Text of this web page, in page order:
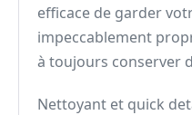
efficace de garder
impeccablement
à toujours conserver
Nettoyant et quick